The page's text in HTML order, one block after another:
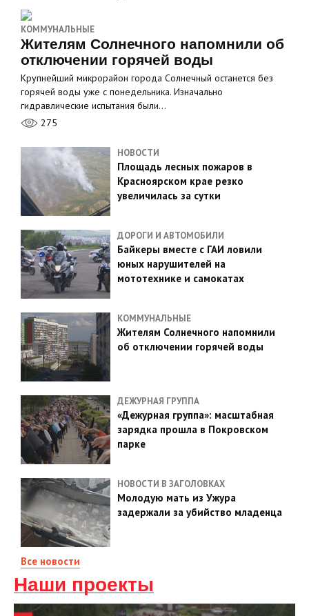
КОММУНАЛЬНЫЕ
Жителям Солнечного напомнили об
отключении горячей воды
Крупнейший микрорайон города Солнечный останется без
горячей воды уже с понедельника. Изначально
гидравлические испытания были…
275
НОВОСТИ
Площадь лесных пожаров в
Красноярском крае резко
увеличилась за сутки
ДОРОГИ И АВТОМОБИЛИ
Байкеры вместе с ГАИ ловили
юных нарушителей на
мототехнике и самокатах
КОММУНАЛЬНЫЕ
Жителям Солнечного напомнили
об отключении горячей воды
ДЕЖУРНАЯ ГРУППА
«Дежурная группа»: масштабная
зарядка прошла в Покровском
парке
НОВОСТИ В ЗАГОЛОВКАХ
Молодую мать из Ужура
задержали за убийство младенца
Все новости
Наши проекты